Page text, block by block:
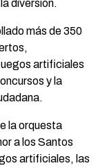
diversión.
más de 350
artificiales
y la
la orquesta
a los Santos
artificiales, las